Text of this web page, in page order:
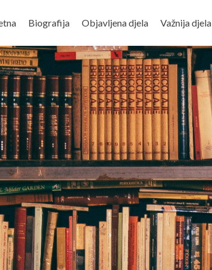
Biografija Objavljena djela Važnija djela